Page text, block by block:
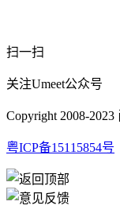
扫一扫
关注Umeet公众号
Copyright 2008-
粤ICP备15115854号